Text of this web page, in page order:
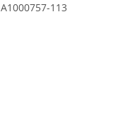
A1000757-113